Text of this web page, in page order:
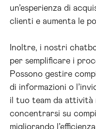
un’esperienza di
clienti e aumenta le
Inoltre, i nostri
per semplificare i
Possono gestire
di informazioni o
il tuo team da attività
concentrarsi su
migliorando